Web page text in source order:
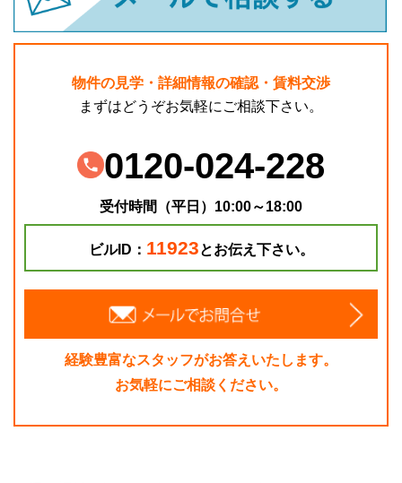
物件の見学・詳細情報の確認・賃料交渉
まずはどうぞお気軽にご相談下さい。
0120-024-228
受付時間（平日）10:00～18:00
ビルID： 11923とお伝え下さい。
経験豊富なスタッフがお答えいたします。
お気軽にご相談ください。